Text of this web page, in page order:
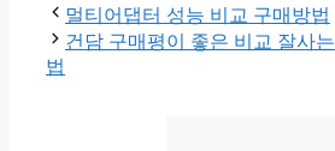
멀티어댑터 성능 비교 구매방법
건담 구매평이 좋은 비교 잘사는
법